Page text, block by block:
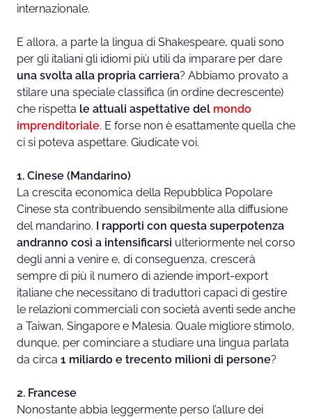
internazionale.
E allora, a parte la lingua di Shakespeare, quali sono
per gli italiani gli idiomi più utili da imparare per dare
una svolta alla propria carriera? Abbiamo provato a
stilare una speciale classifica (in ordine decrescente)
che rispetta le attuali aspettative del mondo
imprenditoriale. E forse non è esattamente quella che
ci si poteva aspettare. Giudicate voi.
1. Cinese (Mandarino)
La crescita economica della Repubblica Popolare
Cinese sta contribuendo sensibilmente alla diffusione
del mandarino.
I rapporti con questa superpotenza
andranno così a intensificarsi ulteriormente nel corso
degli anni a venire e, di conseguenza, crescerà
sempre di più il numero di aziende import-export
italiane che necessitano di traduttori capaci di gestire
le relazioni commerciali con società aventi sede anche
a Taiwan, Singapore e Malesia. Quale migliore stimolo,
dunque, per cominciare a studiare una lingua parlata
da circa 1 miliardo e trecento milioni di persone?
2. Francese
Nonostante abbia leggermente perso l’allure dei